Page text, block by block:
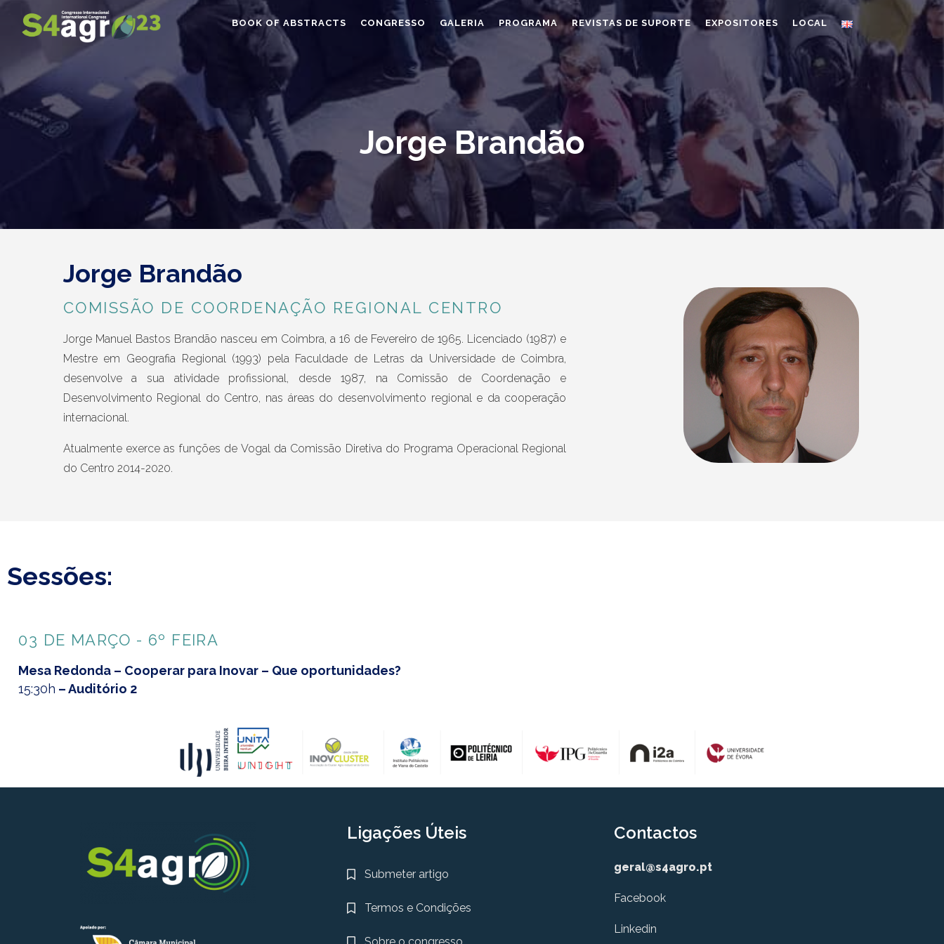
BOOK OF ABSTRACTS CONGRESSO GALERIA PROGRAMA REVISTAS DE SUPORTE EXPOSITORES LOCAL
Jorge Brandão
Jorge Brandão
COMISSÃO DE COORDENAÇÃO REGIONAL CENTRO
Jorge Manuel Bastos Brandão nasceu em Coimbra, a 16 de Fevereiro de 1965. Licenciado (1987) e
Mestre em Geografia Regional (1993) pela Faculdade de Letras da Universidade de Coimbra,
desenvolve a sua atividade profissional, desde 1987, na Comissão de Coordenação e
Desenvolvimento Regional do Centro, nas áreas do desenvolvimento regional e da cooperação
internacional.
Atualmente exerce as funções de Vogal da Comissão Diretiva do Programa Operacional Regional
do Centro 2014-2020.
Sessões:
03 DE MARÇO - 6º FEIRA
Mesa Redonda – Cooperar para Inovar – Que oportunidades?
15:30h – Auditório 2
Ligações Úteis
Submeter artigo
Termos e Condições
Contactos
geral@s4agro.pt
Facebook
Linkedin